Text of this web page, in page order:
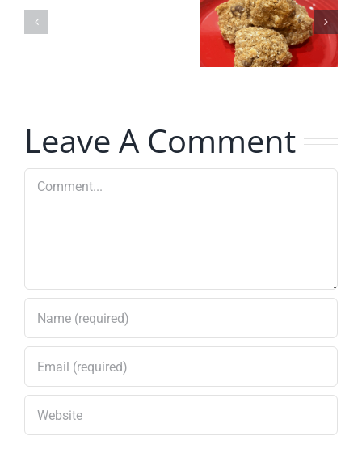
verano:
Receta de
frijoles
negros
Leave A Comment
Comment